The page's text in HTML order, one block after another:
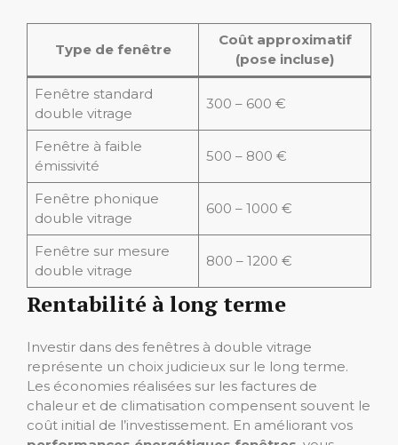
Type de fenêtre
Coût approximatif
(pose incluse)
Fenêtre standard
double vitrage
300 – 600 €
Fenêtre à faible
émissivité
500 – 800 €
Fenêtre phonique
double vitrage
600 – 1000 €
Fenêtre sur mesure
double vitrage
800 – 1200 €
Rentabilité à long terme
Investir dans des fenêtres à double vitrage
représente un choix judicieux sur le long terme.
Les économies réalisées sur les factures de
chaleur et de climatisation compensent souvent le
coût initial de l’investissement. En améliorant vos